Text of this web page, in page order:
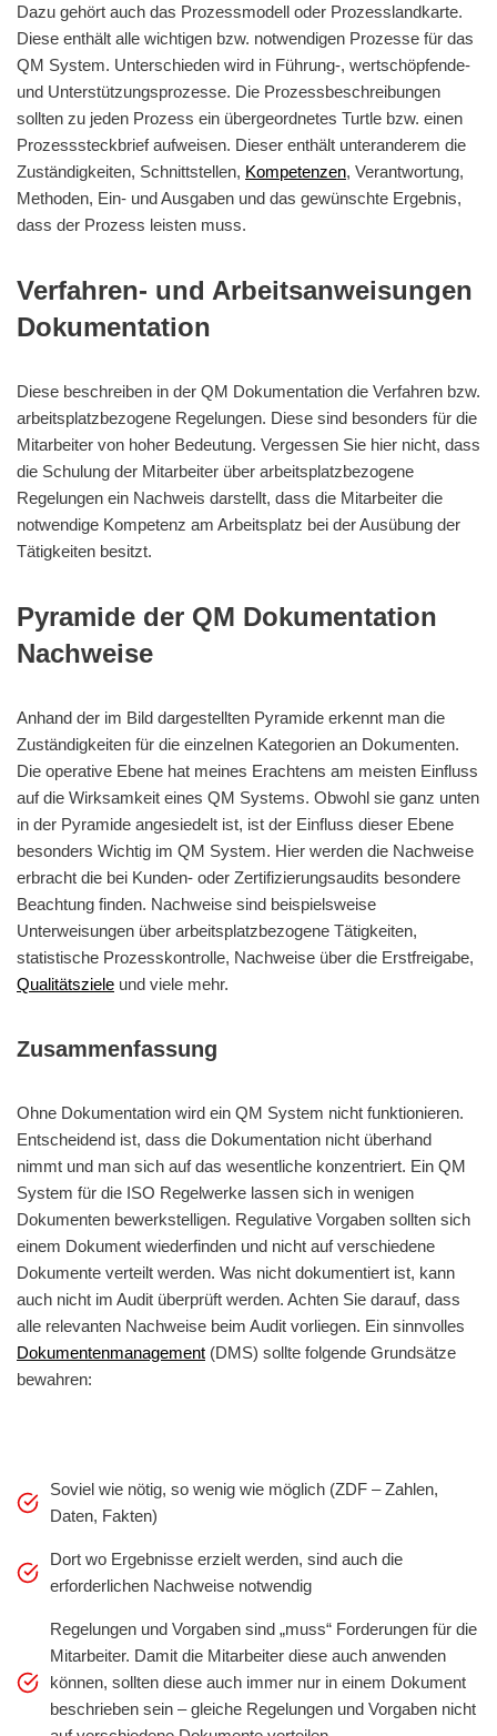
Dazu gehört auch das Prozessmodell oder Prozesslandkarte.
Diese enthält alle wichtigen bzw. notwendigen Prozesse für das
QM System. Unterschieden wird in Führung-, wertschöpfende-
und Unterstützungsprozesse. Die Prozessbeschreibungen
sollten zu jeden Prozess ein übergeordnetes Turtle bzw. einen
Prozesssteckbrief aufweisen. Dieser enthält unteranderem die
Zuständigkeiten, Schnittstellen, Kompetenzen, Verantwortung,
Methoden, Ein- und Ausgaben und das gewünschte Ergebnis,
dass der Prozess leisten muss.
Verfahren- und Arbeitsanweisungen
Dokumentation
Diese beschreiben in der QM Dokumentation die Verfahren bzw.
arbeitsplatzbezogene Regelungen. Diese sind besonders für die
Mitarbeiter von hoher Bedeutung. Vergessen Sie hier nicht, dass
die Schulung der Mitarbeiter über arbeitsplatzbezogene
Regelungen ein Nachweis darstellt, dass die Mitarbeiter die
notwendige Kompetenz am Arbeitsplatz bei der Ausübung der
Tätigkeiten besitzt.
Pyramide der QM Dokumentation
Nachweise
Anhand der im Bild dargestellten Pyramide erkennt man die
Zuständigkeiten für die einzelnen Kategorien an Dokumenten.
Die operative Ebene hat meines Erachtens am meisten Einfluss
auf die Wirksamkeit eines QM Systems. Obwohl sie ganz unten
in der Pyramide angesiedelt ist, ist der Einfluss dieser Ebene
besonders Wichtig im QM System. Hier werden die Nachweise
erbracht die bei Kunden- oder Zertifizierungsaudits besondere
Beachtung finden. Nachweise sind beispielsweise
Unterweisungen über arbeitsplatzbezogene Tätigkeiten,
statistische Prozesskontrolle, Nachweise über die Erstfreigabe,
Qualitätsziele und viele mehr.
Zusammenfassung
Ohne Dokumentation wird ein QM System nicht funktionieren.
Entscheidend ist, dass die Dokumentation nicht überhand
nimmt und man sich auf das wesentliche konzentriert. Ein QM
System für die ISO Regelwerke lassen sich in wenigen
Dokumenten bewerkstelligen. Regulative Vorgaben sollten sich
einem Dokument wiederfinden und nicht auf verschiedene
Dokumente verteilt werden. Was nicht dokumentiert ist, kann
auch nicht im Audit überprüft werden. Achten Sie darauf, dass
alle relevanten Nachweise beim Audit vorliegen. Ein sinnvolles
Dokumentenmanagement (DMS) sollte folgende Grundsätze
bewahren:
Soviel wie nötig, so wenig wie möglich (ZDF – Zahlen,
Daten, Fakten)
Dort wo Ergebnisse erzielt werden, sind auch die
erforderlichen Nachweise notwendig
Regelungen und Vorgaben sind „muss“ Forderungen für die
Mitarbeiter. Damit die Mitarbeiter diese auch anwenden
können, sollten diese auch immer nur in einem Dokument
beschrieben sein – gleiche Regelungen und Vorgaben nicht